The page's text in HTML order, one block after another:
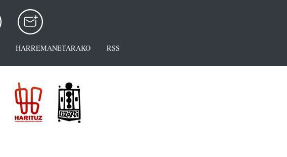
HARREMANETARAKO RSS